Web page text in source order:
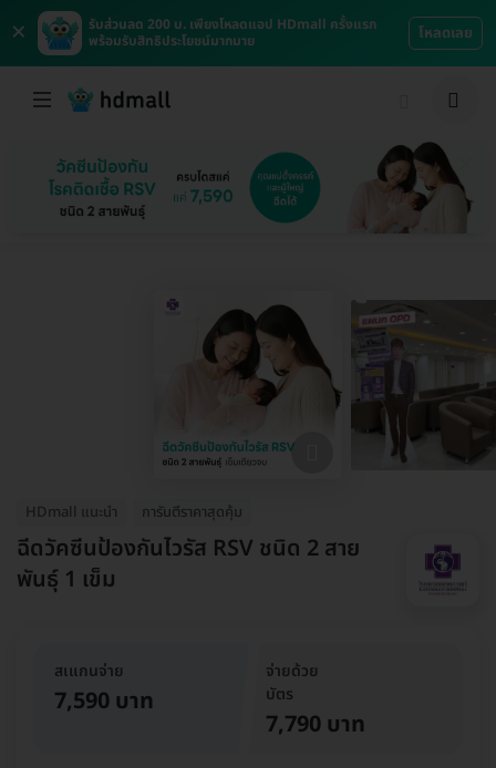
×
รับส่วนลด 200 บ. เพียงโหลดแอป HDmall ครั้งแรก
พร้อมรับสิทธิประโยชน์มากมาย
โหลดเลย
HDmall แนะนำ การันตีราคาสุดคุ้ม
ฉีดวัคซีนป้องกันไวรัส RSV ชนิด 2 สาย
พันธ์ุ 1 เข็ม
จ่ายด้วย
บัตร
7,790 บาท
สเแกนจ่าย
7,590 บาท